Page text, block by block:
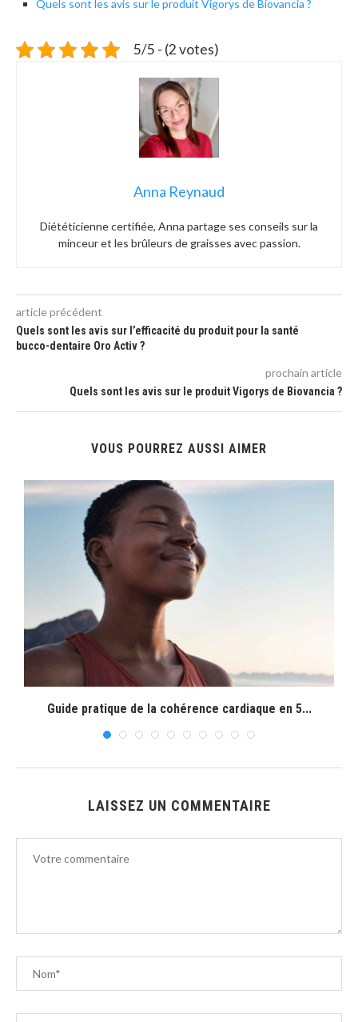
Quels sont les avis sur le produit Vigorys de Biovancia ?
5/5 - (2 votes)
Anna Reynaud
Diététicienne certifiée, Anna partage ses conseils sur la
minceur et les brûleurs de graisses avec passion.
article précédent
Quels sont les avis sur l’efficacité du produit pour la santé
bucco-dentaire Oro Activ ?
prochain article
Quels sont les avis sur le produit Vigorys de Biovancia ?
VOUS POURREZ AUSSI AIMER
Guide pratique de la cohérence cardiaque en 5...
LAISSEZ UN COMMENTAIRE